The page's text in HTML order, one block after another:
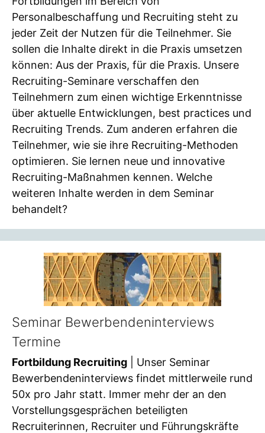
Personalbeschaffung und Recruiting steht zu
jeder Zeit der Nutzen für die Teilnehmer. Sie
sollen die Inhalte direkt in die Praxis umsetzen
können: Aus der Praxis, für die Praxis. Unsere
Recruiting-Seminare verschaffen den
Teilnehmern zum einen wichtige Erkenntnisse
über aktuelle Entwicklungen, best practices und
Recruiting Trends. Zum anderen erfahren die
Teilnehmer, wie sie ihre Recruiting-Methoden
optimieren. Sie lernen neue und innovative
Recruiting-Maßnahmen kennen. Welche
weiteren Inhalte werden in dem Seminar
behandelt?
Seminar Bewerbendeninterviews
Termine
Fortbildung Recruiting | Unser Seminar
Bewerbendeninterviews findet mittlerweile rund
50x pro Jahr statt. Immer mehr der an den
Vorstellungsgesprächen beteiligten
Recruiterinnen, Recruiter und Führungskräfte